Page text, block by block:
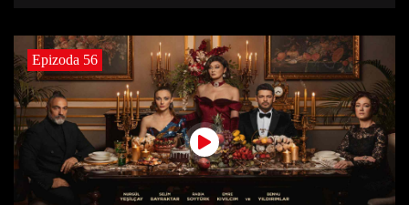
Epizoda 56